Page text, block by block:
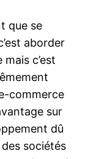
que se
aborder
c’est
commerce
sur
dû
sociétés